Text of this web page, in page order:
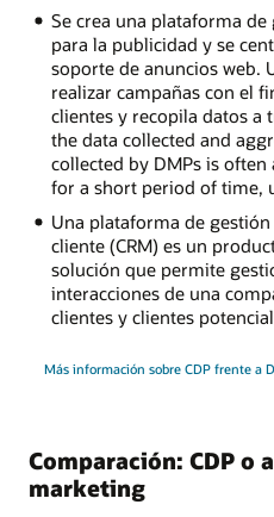
Se crea una plataforma
para la publicidad y se
soporte de anuncios web.
realizar campañas con el
clientes y recopila datos a
the data collected and
collected by DMPs is
for a short period of time,
Una plataforma de
cliente (CRM) es un
solución que permite
interacciones de una
clientes y clientes
Más información sobre CDP frente a
Comparación: CDP o
marketing